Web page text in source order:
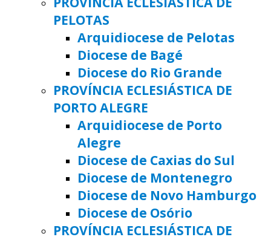
PELOTAS
Arquidiocese de Pelotas
Diocese de Bagé
Diocese do Rio Grande
PROVÍNCIA ECLESIÁSTICA DE
PORTO ALEGRE
Arquidiocese de Porto
Alegre
Diocese de Caxias do Sul
Diocese de Montenegro
Diocese de Novo Hamburgo
Diocese de Osório
PROVÍNCIA ECLESIÁSTICA DE